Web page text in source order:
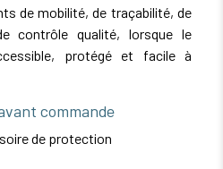
de mobilité, de traçabilité, de
contrôle qualité, lorsque le
protégé et facile à
commande
de protection